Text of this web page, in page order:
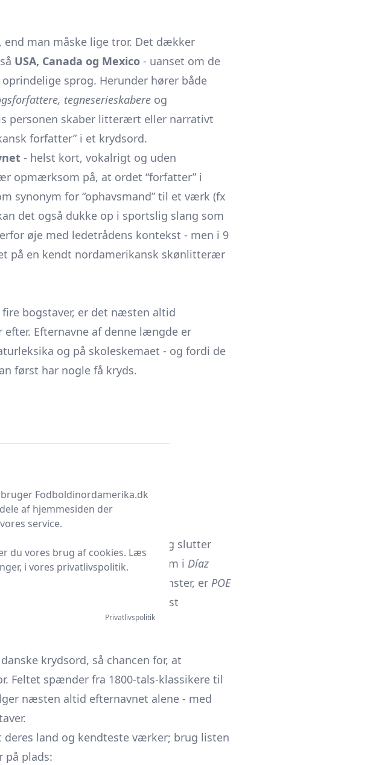
end man måske lige tror. Det dækker
USA, Canada og Mexico - uanset om de
sprog. Herunder hører både
tegneserieskabere og
personen skaber litterært eller narrativt
forfatter” i et krydsord.
- helst kort, vokalrigt og uden
opmærksom på, at ordet “forfatter” i
synonym for “ophavsmand” til et værk (fx
det også dukke op i sportslig slang som
øje med ledetrådens kontekst - men i 9
på en kendt nordamerikansk skønlitterær
bogstaver, er det næsten altid
Efternavne af denne længde er
og på skoleskemaet - og fordi de
først har nogle få kryds.
accent fjernes ofte i krydsord
starter og slutter
gæt. Husk også, at accenter som i Díaz
Får du fx “?O?” som mønster, er POE
Begynd altid med de mest
krydsord, så chancen for, at
Feltet spænder fra 1800-tals-klassikere til
næsten altid efternavnet alene - med
land og kendteste værker; brug listen
på plads:
Fodboldinordamerika.dk
af hjemmesiden der
service.
du vores brug af cookies. Læs
i vores privatlivspolitik.
Privatlivspolitik